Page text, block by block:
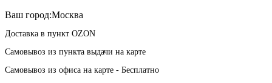
Ваш город:Москва
Доставка в пункт OZON
Самовывоз из пункта выдачи на карте
Самовывоз из офиса на карте - Бесплатно